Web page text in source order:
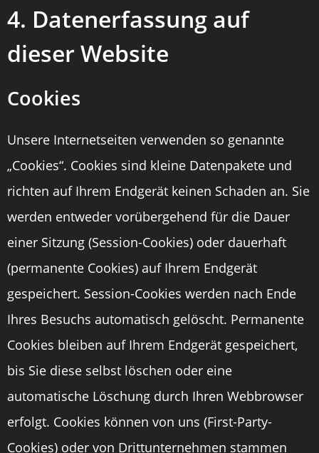
4. Datenerfassung auf
dieser Website
Cookies
Unsere Internetseiten verwenden so genannte
„Cookies“. Cookies sind kleine Datenpakete und
richten auf Ihrem Endgerät keinen Schaden an. Sie
werden entweder vorübergehend für die Dauer
einer Sitzung (Session-Cookies) oder dauerhaft
(permanente Cookies) auf Ihrem Endgerät
gespeichert. Session-Cookies werden nach Ende
Ihres Besuchs automatisch gelöscht. Permanente
Cookies bleiben auf Ihrem Endgerät gespeichert,
bis Sie diese selbst löschen oder eine
automatische Löschung durch Ihren Webbrowser
erfolgt. Cookies können von uns (First-Party-
Cookies) oder von Drittunternehmen stammen